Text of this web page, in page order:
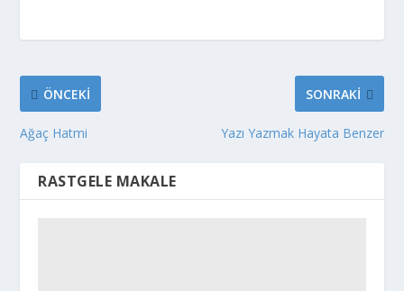
ÖNCEKI
Ağaç Hatmi
SONRAKI
Yazı Yazmak Hayata Benzer
RASTGELE MAKALE